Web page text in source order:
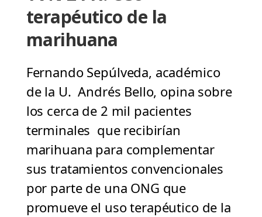
terapéutico de la
marihuana
Fernando Sepúlveda, académico
de la U. Andrés Bello, opina sobre
los cerca de 2 mil pacientes
terminales que recibirían
marihuana para complementar
sus tratamientos convencionales
por parte de una ONG que
promueve el uso terapéutico de la